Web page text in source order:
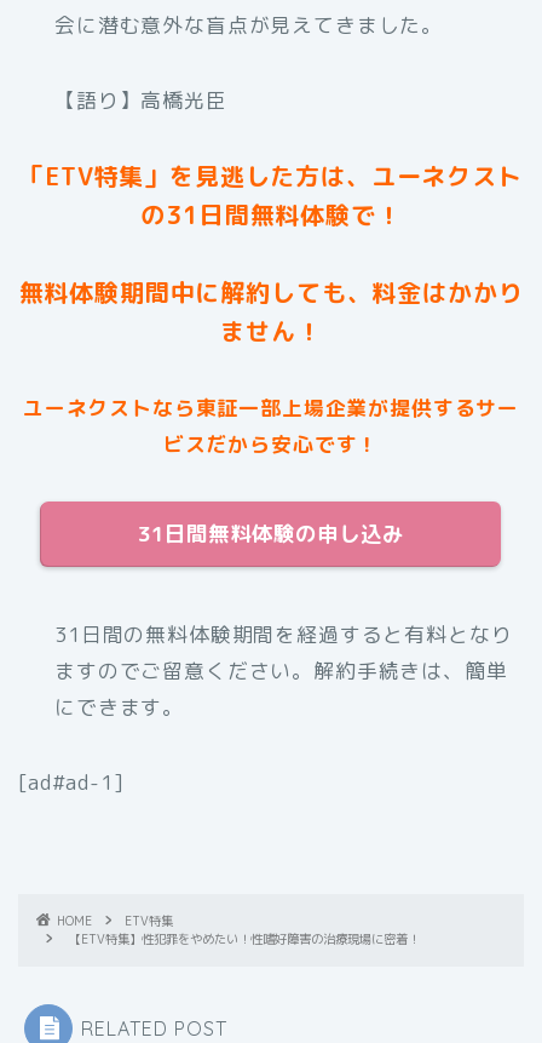
会に潜む意外な盲点が見えてきました。
【語り】高橋光臣
「ETV特集」を見逃した方は、ユーネクスト
の31日間無料体験で！
無料体験期間中に解約しても、料金はかかり
ません！
ユーネクストなら東証一部上場企業が提供するサー
ビスだから安心です！
31日間無料体験の申し込み
31日間の無料体験期間を経過すると有料となり
ますのでご留意ください。解約手続きは、簡単
にできます。
[ad#ad-1]
HOME
ETV特集
【ETV特集】性犯罪をやめたい！性嗜好障害の治療現場に密着！
RELATED POST